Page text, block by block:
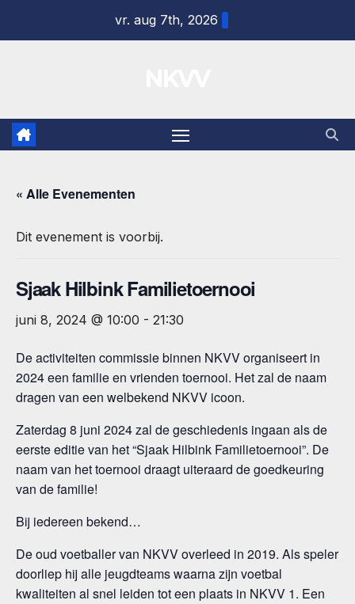
vr. aug 7th, 2026
« Alle Evenementen
Dit evenement is voorbij.
Sjaak Hilbink Familietoernooi
juni 8, 2024 @ 10:00 - 21:30
De activiteiten commissie binnen NKVV organiseert in
2024 een familie en vrienden toernooi. Het zal de naam
dragen van een welbekend NKVV icoon.
Zaterdag 8 juni 2024 zal de geschiedenis ingaan als de
eerste editie van het “Sjaak Hilbink Familietoernooi”. De
naam van het toernooi draagt uiteraard de goedkeuring
van de familie!
Bij iedereen bekend…
De oud voetballer van NKVV overleed in 2019. Als speler
doorliep hij alle jeugdteams waarna zijn voetbal
kwaliteiten al snel leiden tot een plaats in NKVV 1. Een